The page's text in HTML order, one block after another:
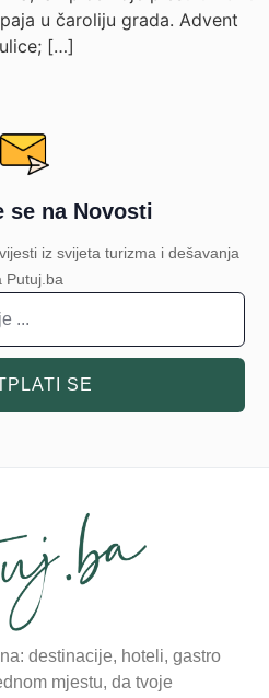
u čaroliju grada. Advent
[…]
se na Novosti
iz svijeta turizma i dešavanja
Putuj.ba
SE
destinacije, hoteli, gastro
mjestu, da tvoje